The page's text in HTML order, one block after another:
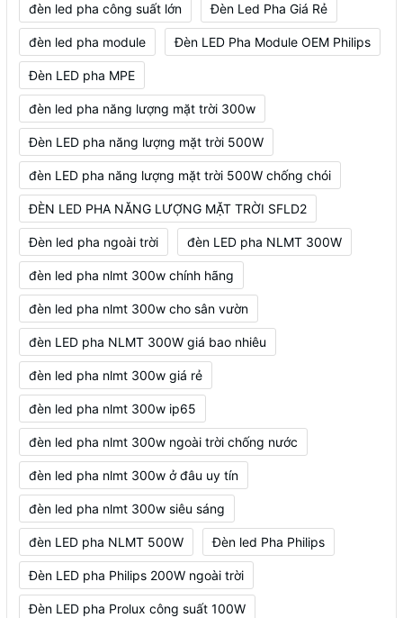
đèn led pha công suất lớn Đèn Led Pha Giá Rẻ
đèn led pha module Đèn LED Pha Module OEM Philips
Đèn LED pha MPE
đèn led pha năng lượng mặt trời 300w
Đèn LED pha năng lượng mặt trời 500W
đèn LED pha năng lượng mặt trời 500W chống chói
ĐÈN LED PHA NĂNG LƯỢNG MẶT TRỜI SFLD2
Đèn led pha ngoài trời đèn LED pha NLMT 300W
đèn led pha nlmt 300w chính hãng
đèn led pha nlmt 300w cho sân vườn
đèn LED pha NLMT 300W giá bao nhiêu
đèn led pha nlmt 300w giá rẻ
đèn led pha nlmt 300w ip65
đèn led pha nlmt 300w ngoài trời chống nước
đèn led pha nlmt 300w ở đâu uy tín
đèn led pha nlmt 300w siêu sáng
đèn LED pha NLMT 500W Đèn led Pha Philips
Đèn LED pha Philips 200W ngoài trời
Đèn LED pha Prolux công suất 100W